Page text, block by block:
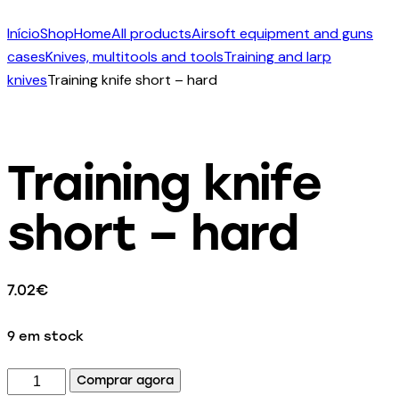
InícioShopHomeAll productsAirsoft equipment and guns
casesKnives, multitools and toolsTraining and larp
knivesTraining knife short – hard
Training knife
short – hard
7.02€
9 em stock
Comprar agora